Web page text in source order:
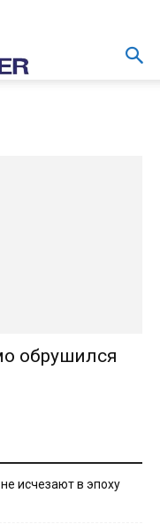
обрушился
исчезают в эпоху